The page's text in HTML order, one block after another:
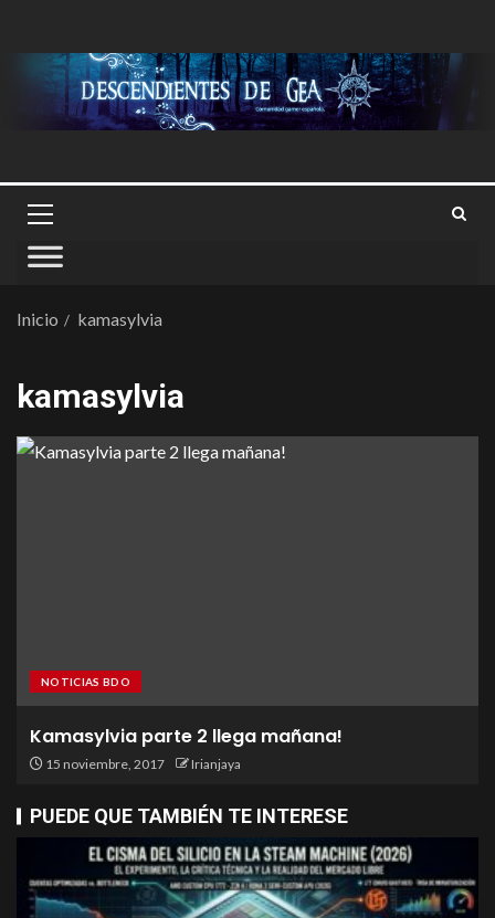
Inicio kamasylvia
kamasylvia
NOTICIAS BDO
Kamasylvia parte 2 llega mañana!
15 noviembre, 2017 Irianjaya
PUEDE QUE TAMBIÉN TE INTERESE